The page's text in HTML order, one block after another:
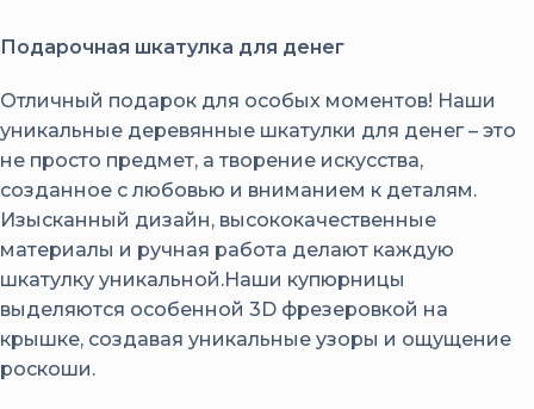
Подарочная шкатулка для денег
Отличный подарок для особых моментов! Наши
уникальные деревянные шкатулки для денег – это
не просто предмет, а творение искусства,
созданное с любовью и вниманием к деталям.
Изысканный дизайн, высококачественные
материалы и ручная работа делают каждую
шкатулку уникальной.Наши купюрницы
выделяются особенной 3D фрезеровкой на
крышке, создавая уникальные узоры и ощущение
роскоши.